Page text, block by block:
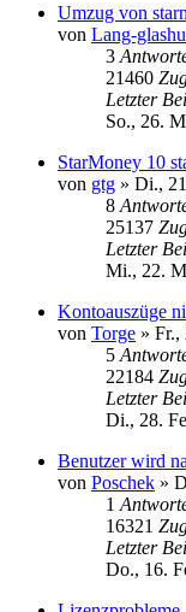
Umzug von
von Lang-
3
21460
Letzter
So., 26.
StarMoney 10
von gtg » Di.,
8
25137
Letzter
Mi., 22.
Kontoauszüge
von Torge » Fr.,
5
22184
Letzter
Di., 28.
Benutzer wird
von Poschek »
1
16321
Letzter
Do., 16.